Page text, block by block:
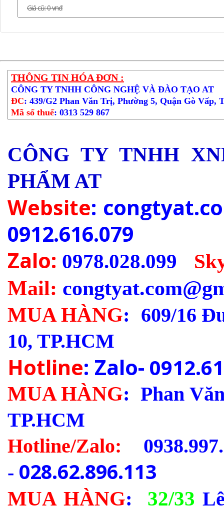
Giá cũ: 0 vnđ
THÔNG TIN HÓA ĐƠN :
CÔNG TY TNHH CÔNG NGHỆ VÀ ĐÀO TẠO AT
ĐC: 439/G2 Phan Văn Trị, Phường 5, Quận Gò Vấp,
Mã số thuế: 0313 529 867
CÔNG TY TNHH
PHẨM AT
Website:
0912.616.079
Zalo: 0978.028.099
Mail:
MUA HÀNG: 609/16
10, TP.HCM
Hotline: Zalo-
MUA HÀNG: Phan
TP.HCM
Hotline/Zalo:
- 028.62.896.113
MUA HÀNG: 32/33